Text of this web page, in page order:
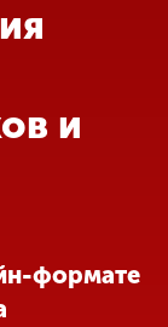
и
формате